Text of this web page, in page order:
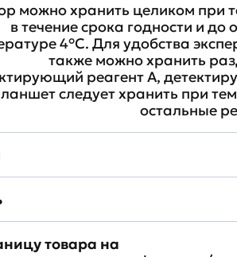
можно хранить целиком при
в течение срока годности и до
4°C. Для удобства
также можно хранить
реагент A,
следует хранить при
остальные
товара на